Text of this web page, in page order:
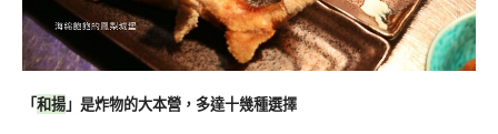
「和揚」是炸物的大本營，多達十幾種選擇